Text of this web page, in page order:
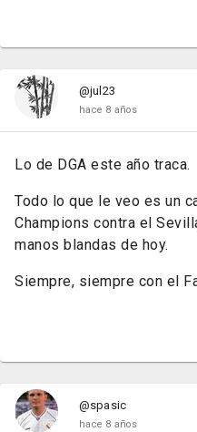
@jul23
hace 8 años
Lo de DGA este año traca.
Todo lo que le veo es un
Champions contra el
manos blandas de hoy.
Siempre, siempre con el
@spasic
hace 8 años